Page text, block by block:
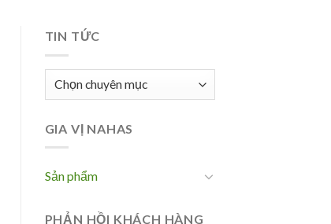
TIN TỨC
Tin
GIA VỊ NAHAS
Sản phẩm
PHẢN HỒI KHÁCH HÀNG